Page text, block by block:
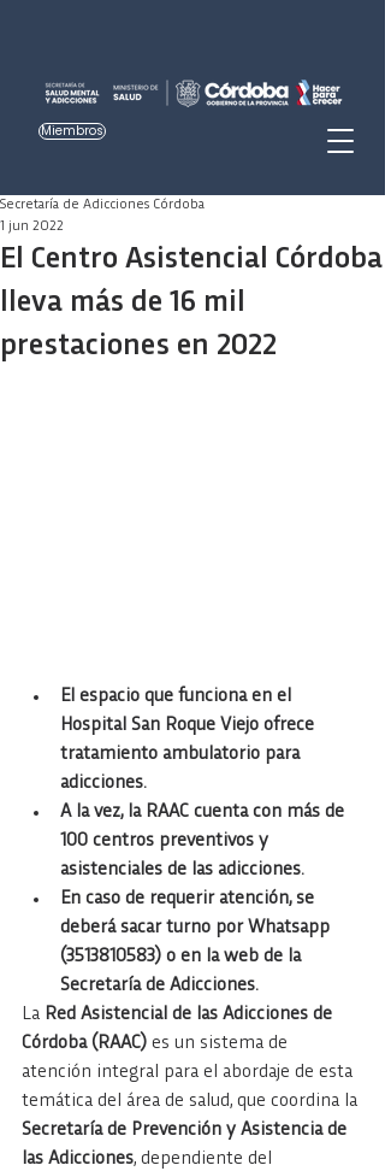
Miembros
El Centro Asistencial Córdoba
lleva más de 16 mil
prestaciones en 2022
Secretaría de Adicciones Córdoba
1 jun 2022
El espacio que funciona en el
Hospital San Roque Viejo ofrece
tratamiento ambulatorio para
adicciones.
A la vez, la RAAC cuenta con más de
100 centros preventivos y
asistenciales de las adicciones.
En caso de requerir atención, se
deberá sacar turno por Whatsapp
(3513810583) o en la web de la
Secretaría de Adicciones.
La Red Asistencial de las Adicciones de
Córdoba (RAAC) es un sistema de
atención integral para el abordaje de esta
temática del área de salud, que coordina la
Secretaría de Prevención y Asistencia de
las Adicciones, dependiente del